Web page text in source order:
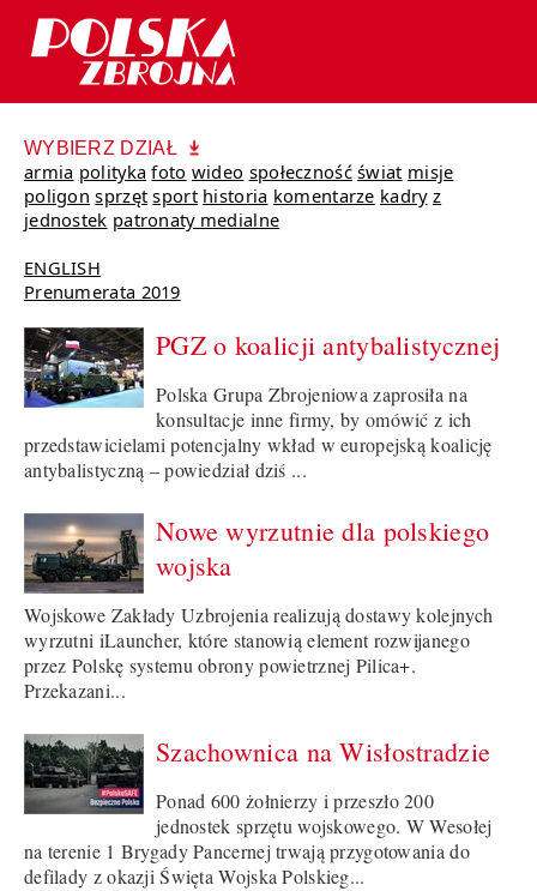
WYBIERZ DZIAŁ
armia polityka foto wideo społeczność świat misje
poligon sprzęt sport historia komentarze kadry z
jednostek patronaty medialne
ENGLISH
Prenumerata 2019
PGZ o koalicji antybalistycznej
Polska Grupa Zbrojeniowa zaprosiła na
konsultacje inne firmy, by omówić z ich
przedstawicielami potencjalny wkład w europejską koalicję
antybalistyczną – powiedział dziś ...
Nowe wyrzutnie dla polskiego
wojska
Wojskowe Zakłady Uzbrojenia realizują dostawy kolejnych
wyrzutni iLauncher, które stanowią element rozwijanego
przez Polskę systemu obrony powietrznej Pilica+.
Przekazani...
Szachownica na Wisłostradzie
Ponad 600 żołnierzy i przeszło 200
jednostek sprzętu wojskowego. W Wesołej
na terenie 1 Brygady Pancernej trwają przygotowania do
defilady z okazji Święta Wojska Polskieg...